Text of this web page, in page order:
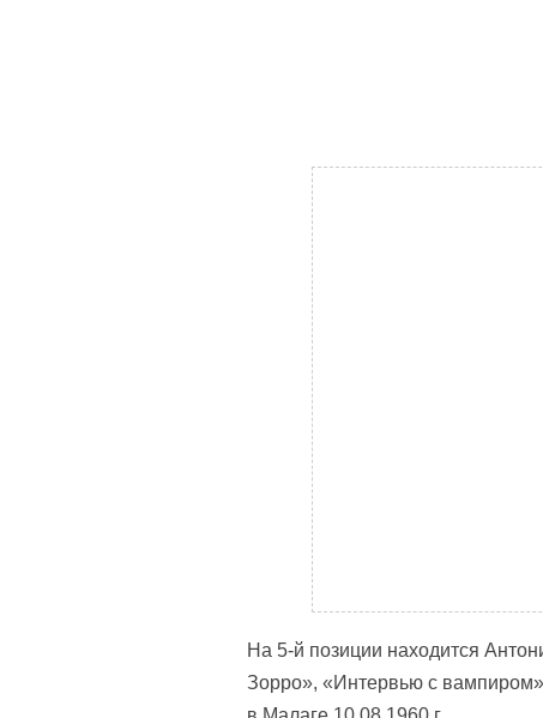
На 5-й позиции находится
Зорро», «Интервью с